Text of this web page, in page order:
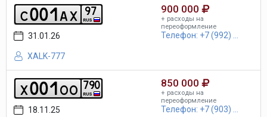
c001ax RUS
97
31.01.26
XALK-777
900 000
+ расходы на
переоформление
Телефон: +7 (992) ...
x001oo RUS
790
18.11.25
850 000
+ расходы на
переоформление
Телефон: +7 (903) ...